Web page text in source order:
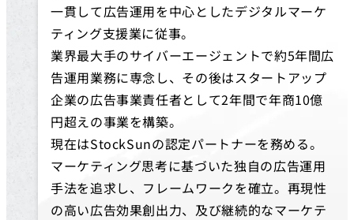
一貫して広告運用を中心としたデジタルマーケ
ティング支援業に従事。
業界最大手のサイバーエージェントで約5年間広
告運用業務に専念し、その後はスタートアップ
企業の広告事業責任者として2年間で年商10億
円超えの事業を構築。
現在はStockSunの認定パートナーを務める。
マーケティング思考に基づいた独自の広告運用
手法を追求し、フレームワークを確立。再現性
の高い広告効果創出力、及び継続的なマーケテ